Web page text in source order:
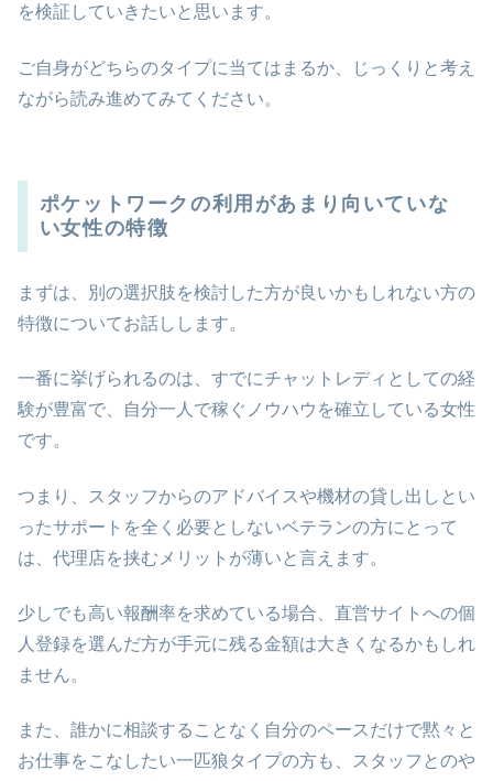
を検証していきたいと思います。
ご自身がどちらのタイプに当てはまるか、じっくりと考え
ながら読み進めてみてください。
ポケットワークの利用があまり向いていな
い女性の特徴
まずは、別の選択肢を検討した方が良いかもしれない方の
特徴についてお話しします。
一番に挙げられるのは、すでにチャットレディとしての経
験が豊富で、自分一人で稼ぐノウハウを確立している女性
です。
つまり、スタッフからのアドバイスや機材の貸し出しとい
ったサポートを全く必要としないベテランの方にとって
は、代理店を挟むメリットが薄いと言えます。
少しでも高い報酬率を求めている場合、直営サイトへの個
人登録を選んだ方が手元に残る金額は大きくなるかもしれ
ません。
また、誰かに相談することなく自分のペースだけで黙々と
お仕事をこなしたい一匹狼タイプの方も、スタッフとのや